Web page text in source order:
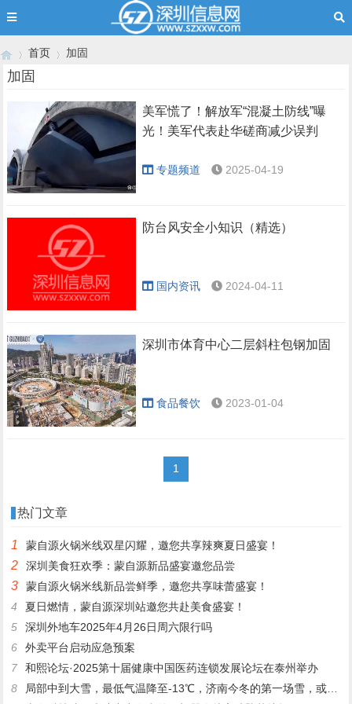
首页
›
加固
加固
美军慌了！解放军“混凝土防线”曝
光！美军代表赴华磋商减少误判
专题频道 2025-04-19
防台风安全小知识（精选）
国内资讯 2024-04-11
深圳市体育中心二层斜柱包钢加固
食品餐饮 2023-01-04
1
热门文章
1 蒙自源火锅米线双星闪耀，邀您共享辣爽夏日盛宴！
2 深圳美食狂欢季：蒙自源新品盛宴邀您品尝
3
蒙自源火锅米线新品尝鲜季，邀您共享味蕾盛宴！
4
夏日燃情，蒙自源深圳站邀您共赴美食盛宴！
5
深圳外地车2025年4月26日周六限行吗
6
外卖平台启动应急预案
7
和熙论坛·2025第十届健康中国医药连锁发展论坛在泰州举办
8
局部中到大雪，最低气温降至-13℃，济南今冬的第一场雪，或跟去年同一时间！